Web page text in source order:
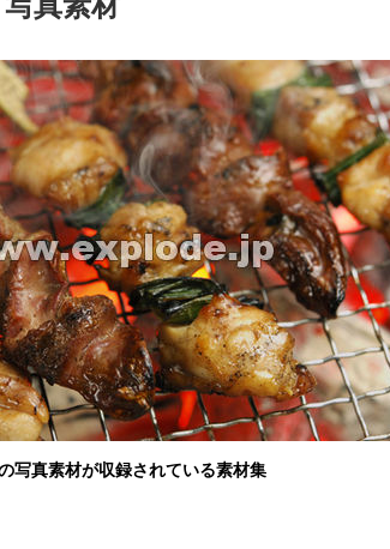
写真素材が収録されている素材集